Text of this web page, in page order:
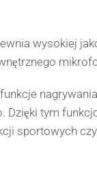
wysokiej
tym
sportowych